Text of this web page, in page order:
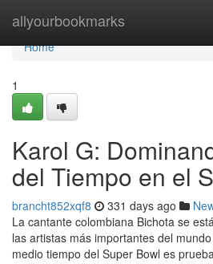
allyourbookmarks
Home
Home
1
Karol G:
del Tiempo en el
brancht852xqf8 331 days ago
La cantante colombiana Bichota se
las artistas más importantes del
medio tiempo del Super Bowl es